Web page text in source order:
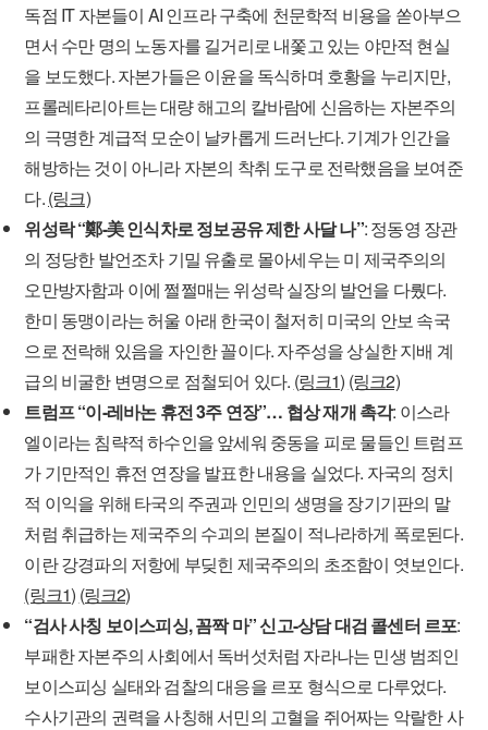
독점 IT 자본들이 AI 인프라 구축에 천문학적 비용을 쏟아부으
면서 수만 명의 노동자를 길거리로 내쫓고 있는 야만적 현실
을 보도했다. 자본가들은 이윤을 독식하며 호황을 누리지만,
프롤레타리아트는 대량 해고의 칼바람에 신음하는 자본주의
의 극명한 계급적 모순이 날카롭게 드러난다. 기계가 인간을
해방하는 것이 아니라 자본의 착취 도구로 전락했음을 보여준
다.(링크)
위성락 “鄭-美 인식차로 정보공유 제한 사달 나”: 정동영 장관
의 정당한 발언조차 기밀 유출로 몰아세우는 미 제국주의의
오만방자함과 이에 쩔쩔매는 위성락 실장의 발언을 다뤘다.
한미 동맹이라는 허울 아래 한국이 철저히 미국의 안보 속국
으로 전락해 있음을 자인한 꼴이다. 자주성을 상실한 지배 계
급의 비굴한 변명으로 점철되어 있다. (링크1) (링크2)
트럼프 “이-레바논 휴전 3주 연장”… 협상 재개 촉각: 이스라
엘이라는 침략적 하수인을 앞세워 중동을 피로 물들인 트럼프
가 기만적인 휴전 연장을 발표한 내용을 실었다. 자국의 정치
적 이익을 위해 타국의 주권과 인민의 생명을 장기기판의 말
처럼 취급하는 제국주의 수괴의 본질이 적나라하게 폭로된다.
이란 강경파의 저항에 부딪힌 제국주의의 초조함이 엿보인다.
(링크1) (링크2)
“검사 사칭 보이스피싱, 꼼짝 마” 신고-상담 대검 콜센터 르포:
부패한 자본주의 사회에서 독버섯처럼 자라나는 민생 범죄인
보이스피싱 실태와 검찰의 대응을 르포 형식으로 다루었다.
수사기관의 권력을 사칭해 서민의 고혈을 쥐어짜는 악랄한 사